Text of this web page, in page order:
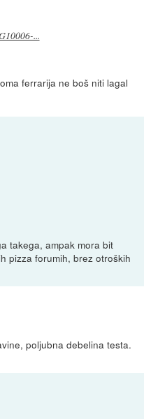
...
ferrarija ne boš niti lagal
takega, ampak mora bit
pizza forumih, brez otroških
poljubna debelina testa.